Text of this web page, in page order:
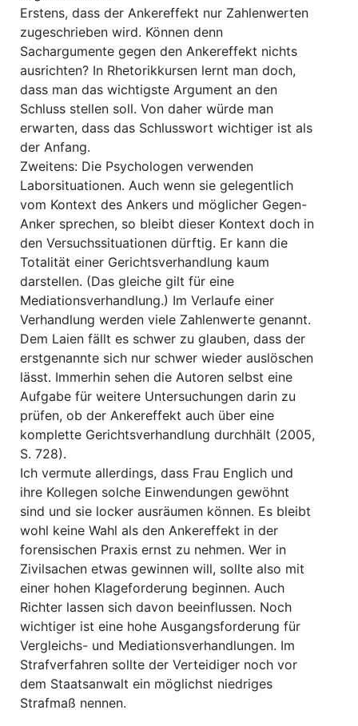
Erstens, dass der Ankereffekt nur Zahlenwerten
zugeschrieben wird. Können denn
Sachargumente gegen den Ankereffekt nichts
ausrichten? In Rhetorikkursen lernt man doch,
dass man das wichtigste Argument an den
Schluss stellen soll. Von daher würde man
erwarten, dass das Schlusswort wichtiger ist als
der Anfang.
Zweitens: Die Psychologen verwenden
Laborsituationen. Auch wenn sie gelegentlich
vom Kontext des Ankers und möglicher Gegen-
Anker sprechen, so bleibt dieser Kontext doch in
den Versuchssituationen dürftig. Er kann die
Totalität einer Gerichtsverhandlung kaum
darstellen. (Das gleiche gilt für eine
Mediationsverhandlung.) Im Verlaufe einer
Verhandlung werden viele Zahlenwerte genannt.
Dem Laien fällt es schwer zu glauben, dass der
erstgenannte sich nur schwer wieder auslöschen
lässt. Immerhin sehen die Autoren selbst eine
Aufgabe für weitere Untersuchungen darin zu
prüfen, ob der Ankereffekt auch über eine
komplette Gerichtsverhandlung durchhält (2005,
S. 728).
Ich vermute allerdings, dass Frau Englich und
ihre Kollegen solche Einwendungen gewöhnt
sind und sie locker ausräumen können. Es bleibt
wohl keine Wahl als den Ankereffekt in der
forensischen Praxis ernst zu nehmen. Wer in
Zivilsachen etwas gewinnen will, sollte also mit
einer hohen Klageforderung beginnen. Auch
Richter lassen sich davon beeinflussen. Noch
wichtiger ist eine hohe Ausgangsforderung für
Vergleichs- und Mediationsverhandlungen. Im
Strafverfahren sollte der Verteidiger noch vor
dem Staatsanwalt ein möglichst niedriges
Strafmaß nennen.